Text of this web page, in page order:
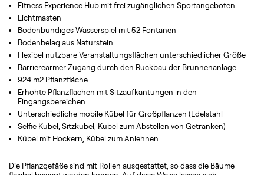
Fitness Experience Hub mit frei zugänglichen Sportangeboten
Lichtmasten
Bodenbündiges Wasserspiel mit 52 Fontänen
Bodenbelag aus Naturstein
Flexibel nutzbare Veranstaltungsflächen unterschiedlicher Größe
Barrierearmer Zugang durch den Rückbau der Brunnenanlage
924 m2 Pflanzfläche
Erhöhte Pflanzflächen mit Sitzaufkantungen in den
Eingangsbereichen
Unterschiedliche mobile Kübel für Großpflanzen (Edelstahl
Selfie Kübel, Sitzkübel, Kübel zum Abstellen von Getränken)
Kübel mit Hockern, Kübel zum Anlehnen
Die Pflanzgefäße sind mit Rollen ausgestattet, so dass die Bäume